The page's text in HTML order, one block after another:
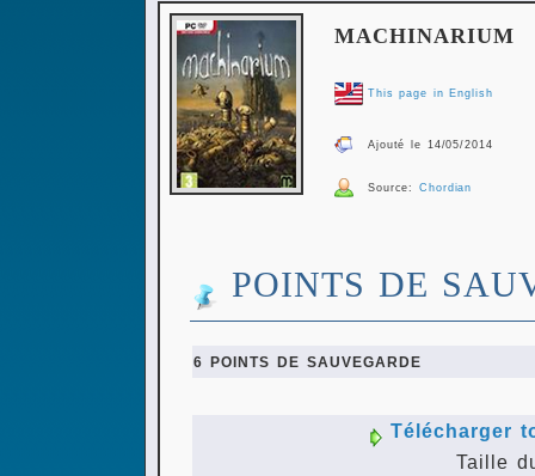
MACHINARIUM
This page in English
Ajouté le 14/05/2014
Source:Chordian
POINTS DE
6 POINTS DE SAUVEGARDE
Télécharger
Taille